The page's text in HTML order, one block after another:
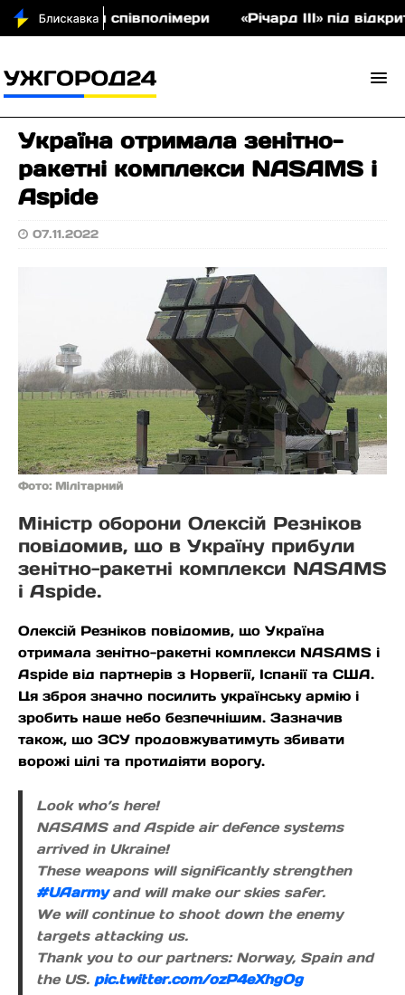
аукціон співполімери «Річард ІІІ» під
Україна отримала зенітно-
ракетні комплекси NASAMS і
Aspide
07.11.2022
Фото: Мілітарний
Міністр оборони Олексій Резніков
повідомив, що в Україну прибули
зенітно-ракетні комплекси NASAMS
і Aspide.
Олексій Резніков повідомив, що Україна
отримала зенітно-ракетні комплекси NASAMS і
Aspide від партнерів з Норвегії, Іспанії та США.
Ця зброя значно посилить українську армію і
зробить наше небо безпечнішим. Зазначив
також, що ЗСУ продовжуватимуть збивати
ворожі цілі та протидіяти ворогу.
Look who’s here!
NASAMS and Aspide air defence systems
arrived in Ukraine!
These weapons will significantly strengthen
#UAarmyand will make our skies safer.
We will continue to shoot down the enemy
targets attacking us.
Thank you to our partners: Norway, Spain and
the US. pic.twitter.com/ozP4eXhgOg